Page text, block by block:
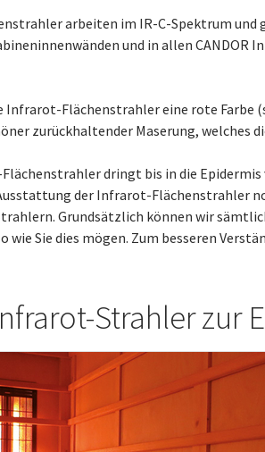
arbeiten im IR-C-Spektrum und
und in allen
Infrarot-Flächenstrahler eine rote Farbe
zurückhaltender Maserung, welches
dringt bis in die Epidermis
der Infrarot-Flächenstrahler
Grundsätzlich können wir
wie Sie dies mögen. Zum besseren
Strahler zur